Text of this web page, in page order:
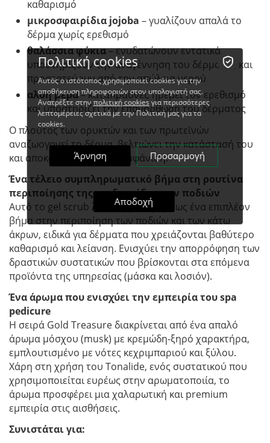
καθαρισμό
μικροσφαιρίδια jojoba – γυαλίζουν απαλά το
δέρμα χωρίς ερεθισμό
θαλάσσια φύκια– ενυδατώνουν εντατικά,
υποστηρίζουν την αναγέννηση του δέρματος και
προστατεύουν από την απώλεια νερού
αλόη βέρα– καταπραΰνει, ηρεμεί τον ερεθισμό
και υποστηρίζει την επανόρθωση του δέρματος
Ο πλούτος των ορυκτών και των πρωτεϊνών
αναζωογονεί το δέρμα, βελτιώνει την κατάστασή του
και αποκαθιστά μια υγιή εμφάνιση.
Ένα τέλειο συμπληρωματικό βήμα στη ρουτίνα
περιποίησης της επιδερμίδας των ποδιών
Αυτό το gel scrub λειτουργεί άψογα ως ένα επιπλέον
βήμα στην περιποίηση των ποδιών και των κάτω
άκρων, ειδικά για δέρματα που χρειάζονται βαθύτερο
καθαρισμό και λείανση. Ενισχύει την απορρόφηση των
δραστικών συστατικών που βρίσκονται στα επόμενα
προϊόντα της υπηρεσίας (μάσκα και λοσιόν).
Ένα άρωμα που ενισχύει την εμπειρία του spa
pedicure
Η σειρά Gold Treasure διακρίνεται από ένα απαλό
άρωμα μόσχου (musk) με κρεμώδη-ξηρό χαρακτήρα,
εμπλουτισμένο με νότες κεχριμπαριού και ξύλου.
Χάρη στη χρήση του Tonalide, ενός συστατικού που
χρησιμοποιείται ευρέως στην αρωματοποιία, το
άρωμα προσφέρει μια χαλαρωτική και premium
εμπειρία στις αισθήσεις.
Συνιστάται για:
Πολιτική cookies
Αυτός ο ιστότοπος χρησιμοποιεί cookies για την
αποθήκευση πληροφοριών στον υπολογιστή σας.
Ανατρέξτε στηνπολιτική cookiesγια περισσότερες
λεπτομέρειες σχετικά με την Πολιτική μας για τα
cookies.
Άρνηση Προσαρμογή
Αποδοχή